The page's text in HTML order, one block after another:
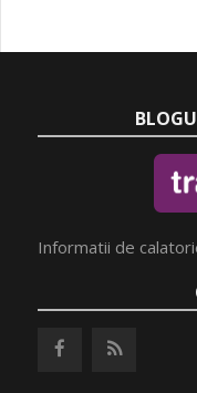
Informatii de